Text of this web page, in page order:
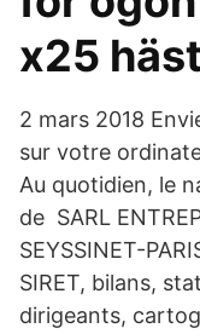
x25
2 mars 2018
sur votre
Au quotidien, le
de SARL
SEYSSINET-
SIRET, bilans,
dirigeants,